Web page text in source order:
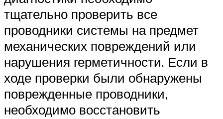
тщательно проверить все
проводники системы на предмет
механических повреждений или
нарушения герметичности. Если в
ходе проверки были обнаружены
поврежденные проводники,
необходимо восстановить